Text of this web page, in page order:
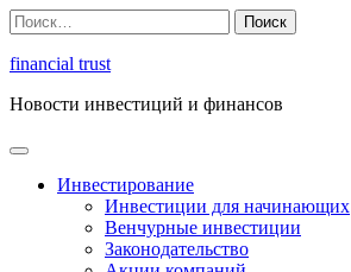
Перейти
к
содержимому
Найти:
financial trust
Новости инвестиций и финансов
Инвестирование
Инвестиции для начинающих
Венчурные инвестиции
Законодательство